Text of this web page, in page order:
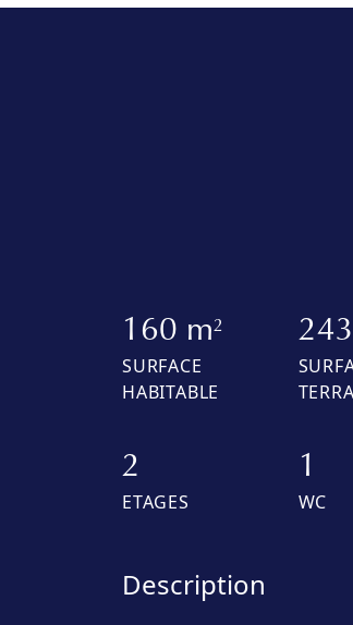
160 m2
SURFACE
HABITABLE
2
ETAGES
1
WC
Description